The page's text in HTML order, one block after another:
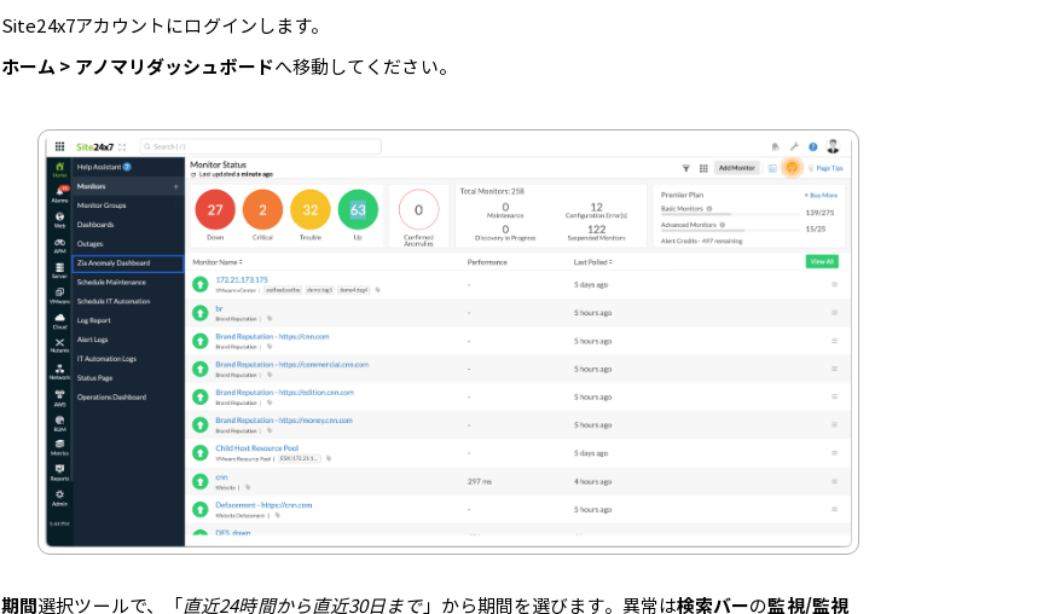
Site24x7アカウントにログインします。
ホーム > アノマリダッシュボードへ移動してください。
期間選択ツールで、「直近24時間から直近30日まで」から期間を選びます。異常は検索バーの監視/監視